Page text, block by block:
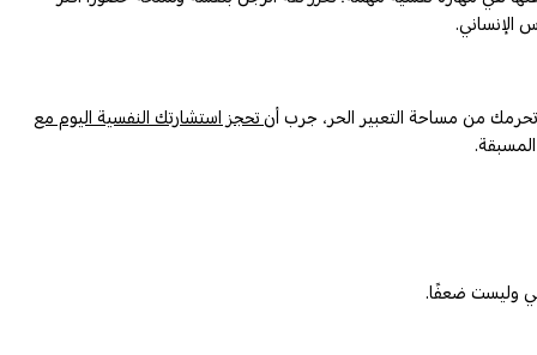
الإنساني.
تحرمك من مساحة التعبير الحر، جرب أن تحجز استشارتك النفسية اليوم مع
وليست ضعفًا.